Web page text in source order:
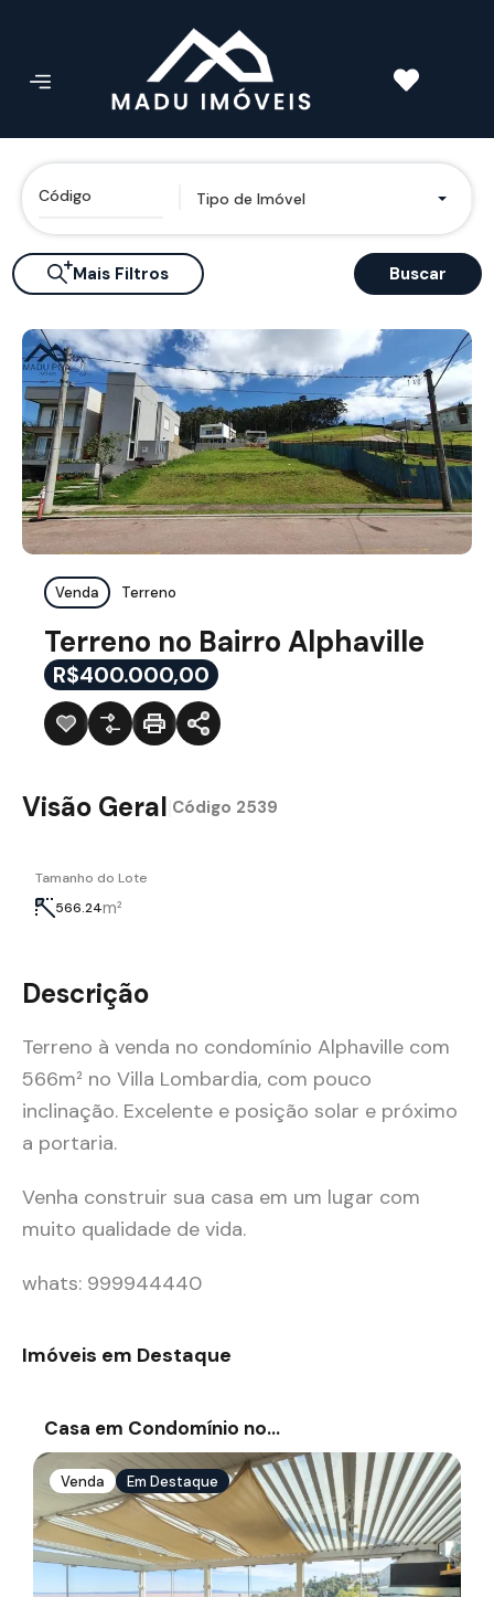
Tipo de Imóvel
Mais Filtros Buscar
Venda Terreno
Terreno no Bairro Alphaville
R$400.000,00
Visão Geral Código 2539
Tamanho do Lote
566.24m²
Descrição
Terreno à venda no condomínio Alphaville com
566m² no Villa Lombardia, com pouco
inclinação. Excelente e posição solar e próximo
a portaria.
Venha construir sua casa em um lugar com
muito qualidade de vida.
whats: 999944440
Imóveis em Destaque
Casa em Condomínio no…
Venda Em Destaque